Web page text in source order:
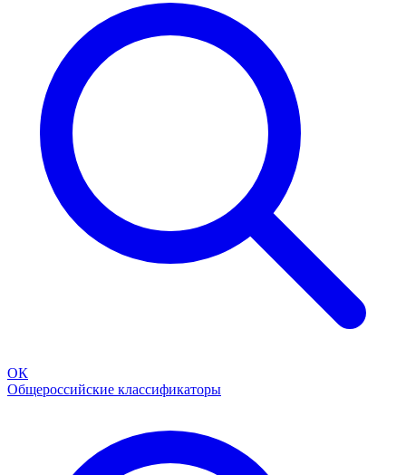
ОК
Общероссийские классификаторы